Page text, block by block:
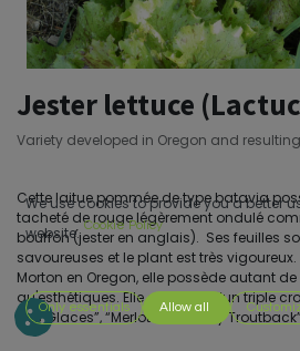
Jester lettuce
Variety developed in Oregon and
Cette laitue pommée de type batavia
tacheté de rouge légèrement ondulé
bouffon (jester en anglais). Ses feuilles
savoureuses et le plant est très
Morton en Oregon, elle possède autant
qu'esthétiques. Elle est issue d’un triple
des Glaces”, “Merlot” et “Flashy
We use cookies to provide you a better
website. Cookie Policy
Only essentials Allow all